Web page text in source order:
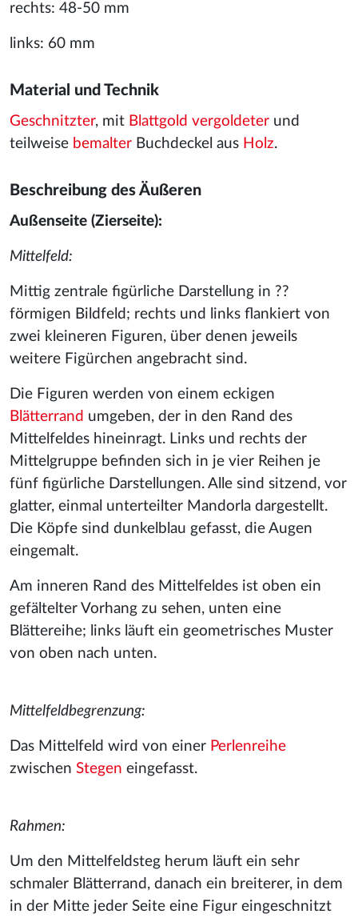
rechts: 48-50 mm
links: 60 mm
Material und Technik
Geschnitzter, mit Blattgold vergoldeter und
teilweise bemalter Buchdeckel aus Holz.
Beschreibung des Äußeren
Außenseite (Zierseite):
Mittelfeld:
Mittig zentrale figürliche Darstellung in ??
förmigen Bildfeld; rechts und links flankiert von
zwei kleineren Figuren, über denen jeweils
weitere Figürchen angebracht sind.
Die Figuren werden von einem eckigen
Blätterrand umgeben, der in den Rand des
Mittelfeldes hineinragt. Links und rechts der
Mittelgruppe befinden sich in je vier Reihen je
fünf figürliche Darstellungen. Alle sind sitzend, vor
glatter, einmal unterteilter Mandorla dargestellt.
Die Köpfe sind dunkelblau gefasst, die Augen
eingemalt.
Am inneren Rand des Mittelfeldes ist oben ein
gefältelter Vorhang zu sehen, unten eine
Blättereihe; links läuft ein geometrisches Muster
von oben nach unten.
Mittelfeldbegrenzung:
Das Mittelfeld wird von einer Perlenreihe
zwischen Stegen eingefasst.
Rahmen:
Um den Mittelfeldsteg herum läuft ein sehr
schmaler Blätterrand, danach ein breiterer, in dem
in der Mitte jeder Seite eine Figur eingeschnitzt